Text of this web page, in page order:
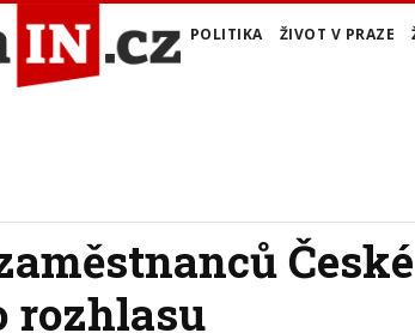
POLITIKA ŽIVOT V PRAZE
rozhlasu